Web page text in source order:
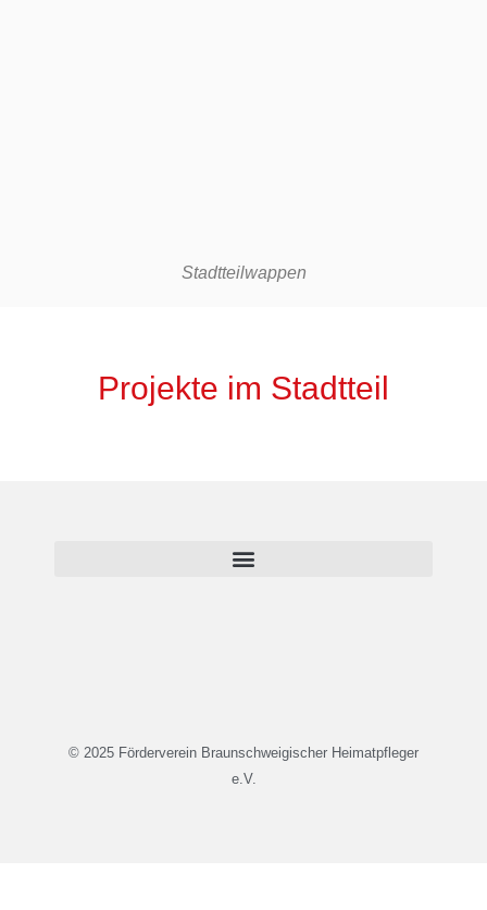
Stadtteilwappen
Projekte im Stadtteil
© 2025 Förderverein Braunschweigischer Heimatpfleger
e.V.